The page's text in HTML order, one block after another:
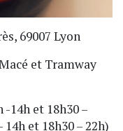
69007 Lyon
et Tramway
14h et 18h30 –
et 18h30 – 22h)